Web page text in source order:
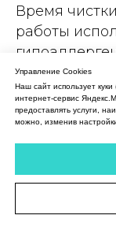
Время
работы
очистить
загрязняет
Управление Cookies
Наш сайт использует
интернет-сервис
предоставлять услуги,
можно, изменив